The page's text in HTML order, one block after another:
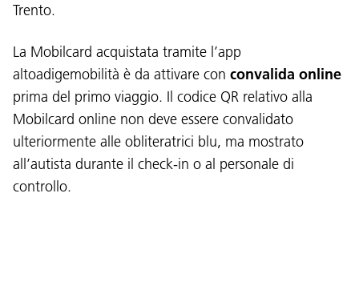
DEU
ITA LAD ENG
Service Desk:+39 0471 220880
Impressum Privacy e cookie policy
Termini e condizioni d'uso Reclami Jobs
Trento.
La Mobilcard acquistata tramite l’app
altoadigemobilità è da attivare con convalida online
prima del primo viaggio. Il codice QR relativo alla
Mobilcard online non deve essere convalidato
ulteriormente alle obliteratrici blu, ma mostrato
all’autista durante il check-in o al personale di
controllo.